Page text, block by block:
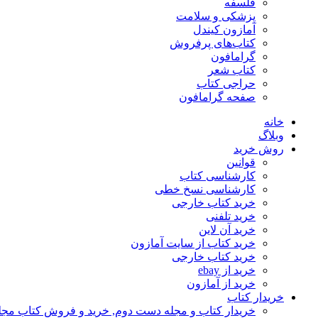
فلسفه
پزشکی و سلامت
آمازون کیندل
کتاب‌های پرفروش
گرامافون
کتاب شعر
حراجی کتاب
صفحه گرامافون
خانه
وبلاگ
روش خرید
قوانین
کارشناسی کتاب
کارشناسی نسخ خطی
خرید کتاب خارجی
خرید تلفنی
خرید آن لاین
خرید کتاب از سایت آمازون
خرید کتاب خارجی
خرید از ebay
خرید از آمازون
خریدار کتاب
خریدار کتاب و مجله دست دوم, خرید و فروش کتاب